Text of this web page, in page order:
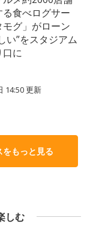
る食べログサー
モグ」がローン
い”をスタジアム
口に
14:50更新
もっと見る
しむ